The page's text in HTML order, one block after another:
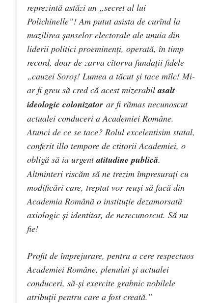
reprezintă astăzi un „secret al lui
Polichinelle”! Am putut asista de curînd la
mazilirea şanselor electorale ale unuia din
liderii politici proeminenţi, operată, în timp
record, doar de zarva cîtorva fundaţii fidele
„cauzei Soroş! Lumea a tăcut şi tace mîlc! Mi-
ar fi greu să cred că acest mizerabilasalt
ideologic colonizator ar fi rămas necunoscut
actualei conduceri a Academiei Române.
Atunci de ce se tace? Rolul excelentisim statal,
conferit illo tempore de ctitorii Academiei, o
obligă să ia urgentatitudine publică.
Altminteri riscăm să ne trezim împresuraţi cu
modificări care, treptat vor reuşi să facă din
Academia Română o instituţie dezamorsată
axiologic şi identitar, de nerecunoscut. Să nu
fie!
Profit de împrejurare, pentru a cere respectuos
Academiei Române, plenului şi actualei
conduceri, să-şi exercite grabnic nobilele
atribuţii pentru care a fost creată.”